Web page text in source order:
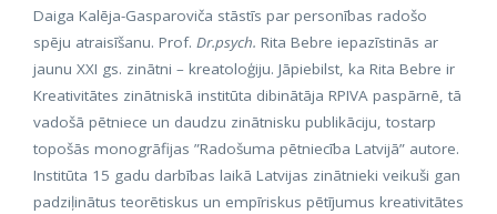
Daiga Kalēja-Gasparoviča stāstīs par personības radošo
spēju atraisīšanu. Prof. Dr.psych. Rita Bebre iepazīstinās ar
jaunu XXI gs. zinātni – kreatoloģiju. Jāpiebilst, ka Rita Bebre ir
Kreativitātes zinātniskā institūta dibinātāja RPIVA paspārnē, tā
vadošā pētniece un daudzu zinātnisku publikāciju, tostarp
topošās monogrāfijas ”Radošuma pētniecība Latvijā” autore.
Institūta 15 gadu darbības laikā Latvijas zinātnieki veikuši gan
padziļinātus teorētiskus un empīriskus pētījumus kreativitātes